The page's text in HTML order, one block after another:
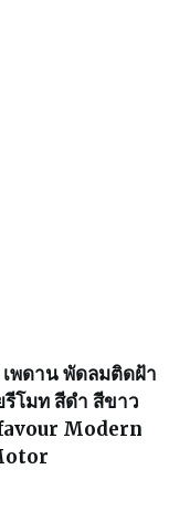
พดาน พัดลมติดฝ้า
โมท สีดำ สีขาว
Modern